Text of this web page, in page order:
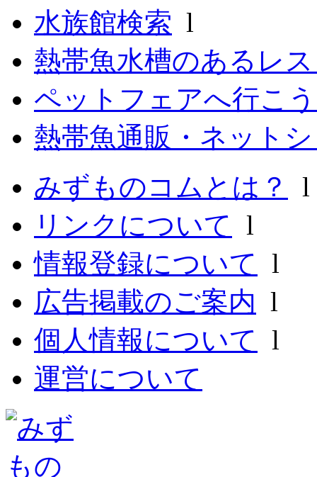
水族館検索 l
熱帯魚水槽のあるレ
ペットフェアへ行こ
熱帯魚通販・ネット
みずものコムとは？
リンクについて l
情報登録について l
広告掲載のご案内 l
個人情報について l
運営について